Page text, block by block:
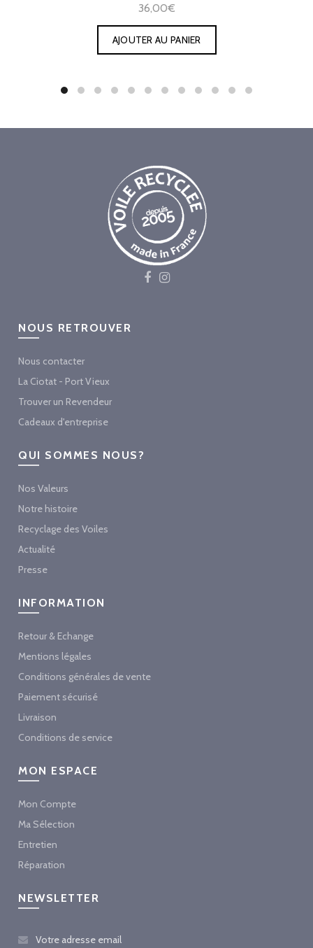
36,00€
AJOUTER AU PANIER
NOUS RETROUVER
Nous contacter
La Ciotat - Port Vieux
Trouver un Revendeur
Cadeaux d'entreprise
QUI SOMMES NOUS?
Nos Valeurs
Notre histoire
Recyclage des Voiles
Actualité
Presse
INFORMATION
Retour & Echange
Mentions légales
Conditions générales de vente
Paiement sécurisé
Livraison
Conditions de service
MON ESPACE
Mon Compte
Ma Sélection
Entretien
Réparation
NEWSLETTER